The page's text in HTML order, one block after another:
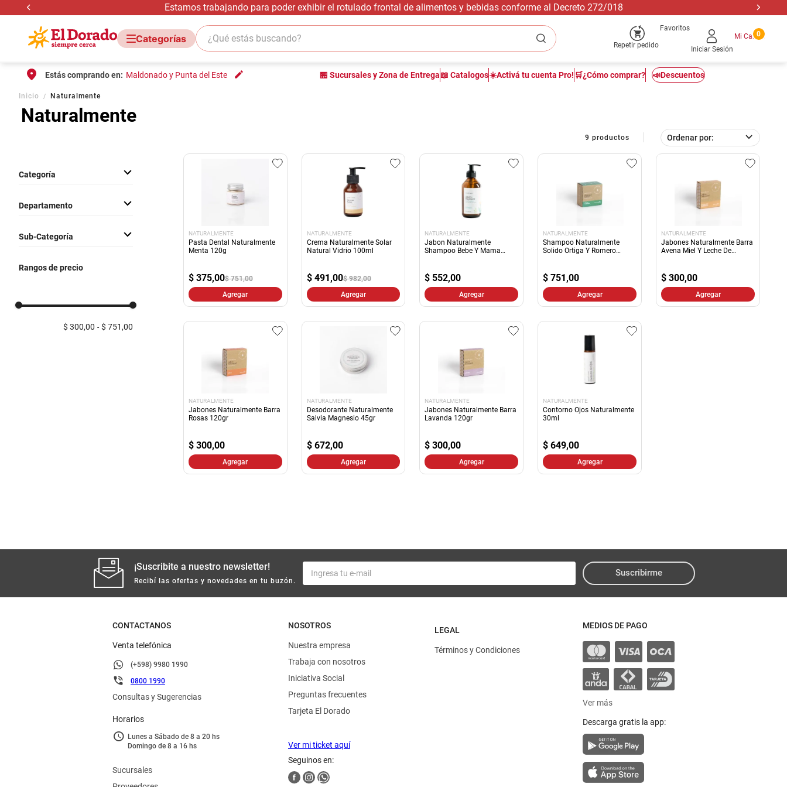
Estamos trabajando para poder exhibir el rotulado frontal de alimentos y bebidas conforme al Decreto 272/018
¿Qué estás buscando?
Repetir pedido
Favoritos
Iniciar Sesión
0
Estás comprando en: Maldonado y Punta del Este 🏪 Sucursales y Zona de Entrega📖 Catalogos☀️Activá tu cuenta Pro! 🛒¿Cómo comprar? 📣Descuentos
Inicio Naturalmente
Naturalmente
9 productos Ordenar por
Departamento
Categoría
Higiene Bucal
Bebés
Sub-Categoría
Corporales y Gorras
y Talcos
Rangos de precio
$ 300,00 $ 751,00
NATURALMENTE
Pasta Dental Naturalmente
Menta 120g
$ 375,00$ 751,00
Agregar
NATURALMENTE
Crema Naturalmente Solar
Natural Vidrio 100ml
$ 491,00$ 982,00
Agregar
NATURALMENTE
Jabon Naturalmente
Shampoo Bebe Y Mama
$ 552,00
Agregar
NATURALMENTE
Shampoo Naturalmente
Solido Ortiga Y Romero
$ 751,00
Agregar
NATURALMENTE
Jabones Naturalmente Barra
Avena Miel Y Leche De
$ 300,00
Agregar
NATURALMENTE
Jabones Naturalmente Barra
Rosas 120gr
$ 300,00
Agregar
NATURALMENTE
Desodorante Naturalmente
Salvia Magnesio 45gr
$ 672,00
Agregar
NATURALMENTE
Jabones Naturalmente Barra
Lavanda 120gr
$ 300,00
Agregar
NATURALMENTE
Contorno Ojos Naturalmente
30ml
$ 649,00
Agregar
¡Suscribite a nuestro newsletter!
Recibí las ofertas y novedades en tu buzón.
Suscribirme
CONTACTANOS
Venta telefónica
(+598) 9980 1990
0800 1990
Consultas y Sugerencias
Horarios
Lunes a Sábado de 8 a 20 hs
Domingo de 8 a 16 hs
Sucursales
NOSOTROS
Nuestra empresa
Trabaja con nosotros
Iniciativa Social
Preguntas frecuentes
Tarjeta El Dorado
Ver mi ticket aquí
Seguinos en:
LEGAL
Términos y Condiciones
MEDIOS DE PAGO
Ver más
Descarga gratis la app:
1. carne carnicería
5
bondiola
harina